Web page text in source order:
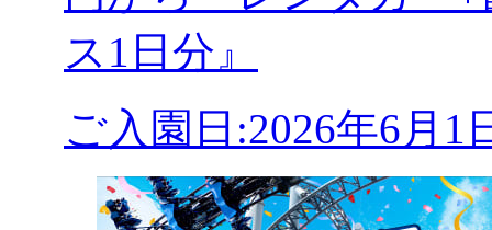
ス1日分』
ご入園日:2026年6月1